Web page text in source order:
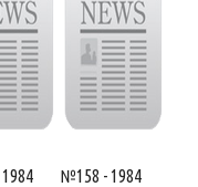
№158 - 1984